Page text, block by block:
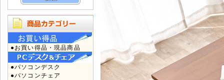
●お買い得品・現品商品
●パソコンデスク
●パソコンチェア